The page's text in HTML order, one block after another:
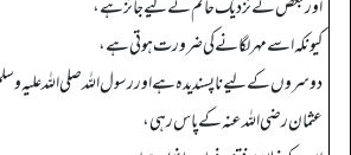
اور بعض کے نزدیک حاکم کے لیے جائز ہے،
کیونکہ اسے مہر لگانے کی ضرورت ہوتی ہے،
دوسروں کے لیے ناپسندیدہ ہے اور رسول اللہ صلی اللہ
عثمان رضی اللہ عنہ کے پاس رہی،